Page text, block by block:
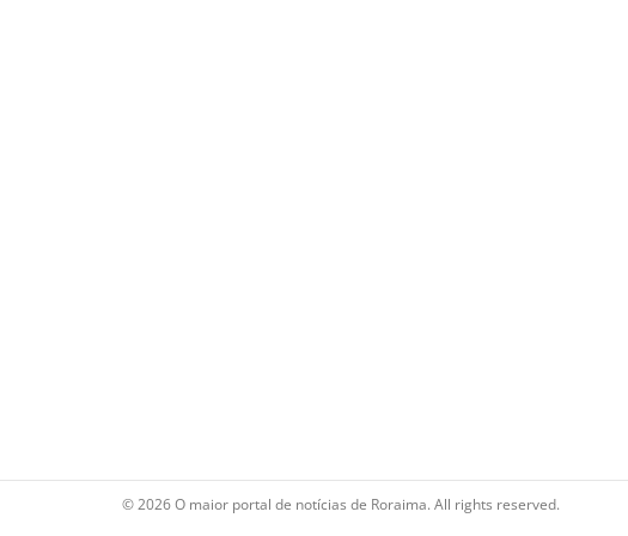
© 2026 O maior portal de notícias de Roraima. All rights reserved.